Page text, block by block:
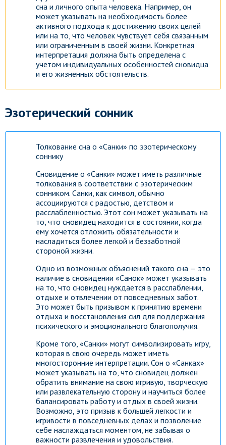
Посмотреть
сна и личного опыта человека. Например, он
может указывать на необходимость более
активного подхода к достижению своих целей
или на то, что человек чувствует себя связанным
или ограниченным в своей жизни. Конкретная
интерпретация должна быть определена с
учетом индивидуальных особенностей сновидца
и его жизненных обстоятельств.
Эзотерический сонник
Толкование сна о «Санки» по эзотерическому
соннику
Сновидение о «Санки» может иметь различные
толкования в соответствии с эзотерическим
сонником. Санки, как символ, обычно
ассоциируются с радостью, детством и
расслабленностью. Этот сон может указывать на
то, что сновидец находится в состоянии, когда
ему хочется отложить обязательности и
насладиться более легкой и беззаботной
стороной жизни.
Одно из возможных объяснений такого сна — это
наличие в сновидении «Санок» может указывать
на то, что сновидец нуждается в расслаблении,
отдыхе и отвлечении от повседневных забот.
Это может быть призывом к принятию времени
отдыха и восстановления сил для поддержания
психического и эмоционального благополучия.
Кроме того, «Санки» могут символизировать игру,
которая в свою очередь может иметь
многосторонние интерпретации. Сон о «Санках»
может указывать на то, что сновидец должен
обратить внимание на свою игривую, творческую
или развлекательную сторону и научиться более
балансировать работу и отдых в своей жизни.
Возможно, это призыв к большей легкости и
игривости в повседневных делах и позволение
себе наслаждаться моментом, не забывая о
важности развлечения и удовольствия.